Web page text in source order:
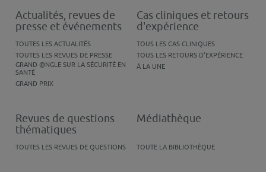
Actualités, revues de
presse et événements
TOUTES LES ACTUALITÉS
TOUTES LES REVUES DE PRESSE
GRAND @NGLE SUR LA SÉCURITÉ EN
SANTÉ
GRAND PRIX
Cas cliniques et retours
d'expérience
TOUS LES CAS CLINIQUES
TOUS LES RETOURS D'EXPÉRIENCE
À LA UNE
Revues de questions
thématiques
TOUTES LES REVUES DE QUESTIONS
Médiathèque
TOUTE LA BIBLIOTHÈQUE